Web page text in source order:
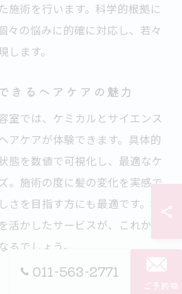
施術を行います。科学的根拠に
々の悩みに的確に対応し、若々
します。
きるヘアケアの魅力
室では、ケミカルとサイエンス
アケアが体験できます。具体的
態を数値で可視化し、最適なケ
。施術の度に髪の変化を実感で
さを目指す方にも最適です。科
活かしたサービスが、これから
るでしょう。
011-563-2771
ご予約